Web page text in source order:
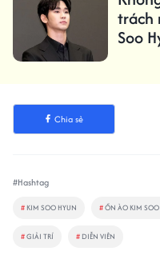
trách
Soo
Chia sẻ
#Hashtag
# KIM SOO HYUN #ỒN ÀO KIM SOO
#GIẢI TRÍ # DIỄN VIÊN